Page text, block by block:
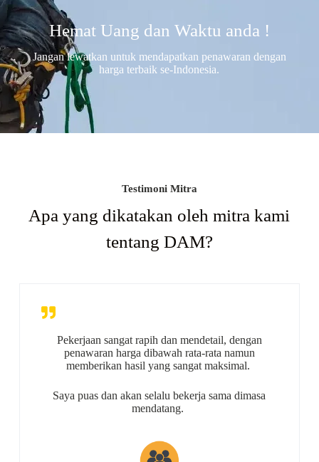
Hemat Uang dan Waktu anda !
Jangan lewatkan untuk mendapatkan penawaran dengan
harga terbaik se-Indonesia.
Testimoni Mitra
Apa yang dikatakan oleh mitra kami
tentang DAM?
Pekerjaan sangat rapih dan mendetail, dengan
penawaran harga dibawah rata-rata namun
memberikan hasil yang sangat maksimal.
Saya puas dan akan selalu bekerja sama dimasa
mendatang.